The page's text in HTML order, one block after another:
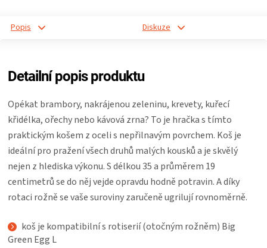
Popis Diskuze
Detailní popis produktu
Opékat brambory, nakrájenou zeleninu, krevety, kuřecí
křidélka, ořechy nebo kávová zrna? To je hračka s tímto
praktickým košem z oceli s nepřilnavým povrchem. Koš je
ideální pro pražení všech druhů malých kousků a je skvělý
nejen z hlediska výkonu. S délkou 35 a průměrem 19
centimetrů se do něj vejde opravdu hodně potravin. A díky
rotaci rožně se vaše suroviny zaručeně ugrilují rovnoměrně.
koš je kompatibilní s rotiserií (otočným rožněm) Big
Green Egg L